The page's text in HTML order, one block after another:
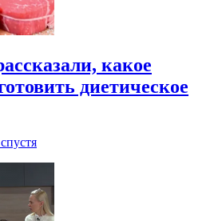
какое
диетическое